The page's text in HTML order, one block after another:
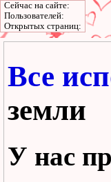
Все
земли
У нас
Сейчас на сайте:
Пользователей:
Открытых страниц: